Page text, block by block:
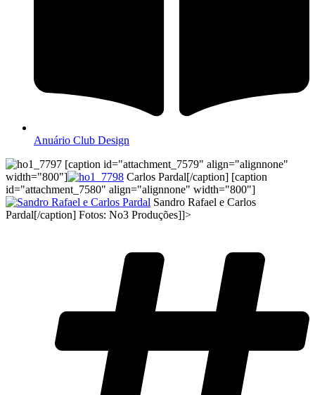
Anuário Club Design
[caption id="attachment_7579" align="alignnone"
width="800"]
Carlos Pardal[/caption] [caption
id="attachment_7580" align="alignnone" width="800"]
Sandro Rafael e Carlos
Pardal[/caption] Fotos: No3 Produções]]>